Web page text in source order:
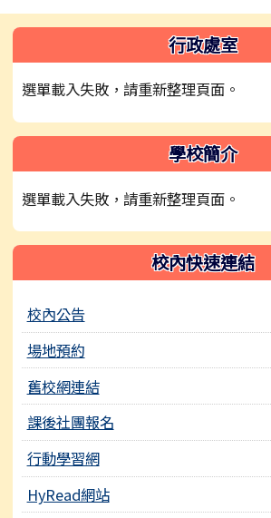
左邊區域內容 行政處室
選單載入失敗，請重新整理頁面。
學校簡介
選單載入失敗，請重新整理頁面。
校內快速連結
校內公告
場地預約
舊校網連結
課後社團報名
行動學習網
HyRead網站